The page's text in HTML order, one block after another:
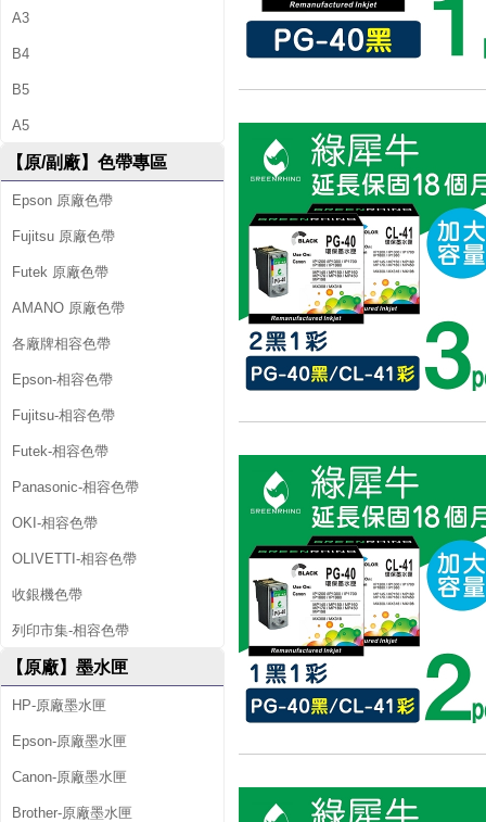
A3
B4
B5
A5
【原/副廠】色帶專區
Epson 原廠色帶
Fujitsu 原廠色帶
Futek 原廠色帶
AMANO 原廠色帶
各廠牌相容色帶
Epson-相容色帶
Fujitsu-相容色帶
Futek-相容色帶
Panasonic-相容色帶
OKI-相容色帶
OLIVETTI-相容色帶
收銀機色帶
列印市集-相容色帶
【原廠】墨水匣
HP-原廠墨水匣
Epson-原廠墨水匣
Canon-原廠墨水匣
Brother-原廠墨水匣